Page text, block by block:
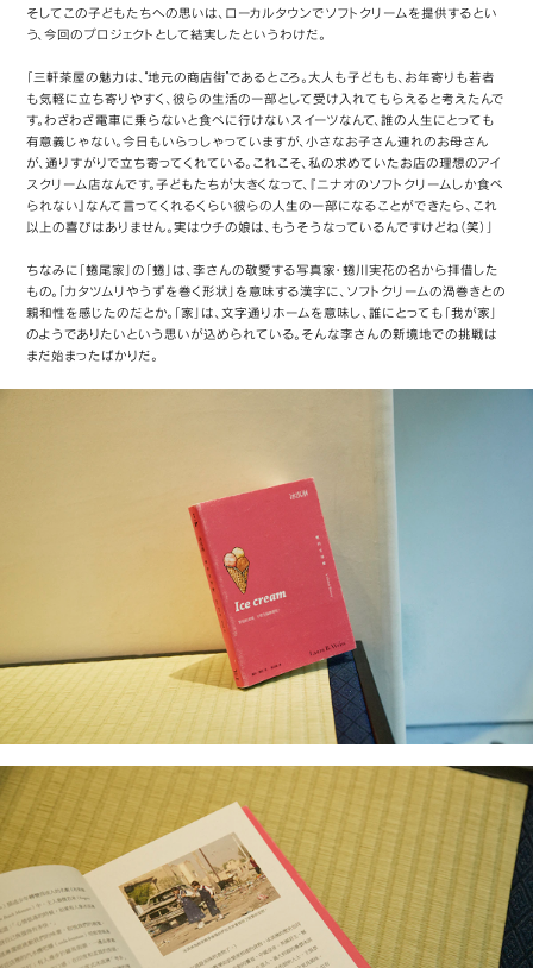
そしてこの子どもたちへの思いは、ローカルタウンでソフトクリームを提供するとい
う、今回のプロジェクトとして結実したというわけだ。
「三軒茶屋の魅力は、“地元の商店街”であるところ。大人も子どもも、お年寄りも若者
も気軽に立ち寄りやすく、彼らの生活の一部として受け入れてもらえると考えたんで
す。わざわざ電車に乗らないと食べに行けないスイーツなんて、誰の人生にとっても
有意義じゃない。今日もいらっしゃっていますが、小さなお子さん連れのお母さん
が、通りすがりで立ち寄ってくれている。これこそ、私の求めていたお店の理想のアイ
スクリーム店なんです。子どもたちが大きくなって、『ニナオのソフトクリームしか食べ
られない』なんて言ってくれるくらい彼らの人生の一部になることができたら、これ
以上の喜びはありません。実はウチの娘は、もうそうなっているんですけどね（笑）」
ちなみに「蜷尾家」の「蜷」は、李さんの敬愛する写真家・蜷川実花の名から拝借した
もの。「カタツムリやうずを巻く形状」を意味する漢字に、ソフトクリームの渦巻きとの
親和性を感じたのだとか。「家」は、文字通りホームを意味し、誰にとっても「我が家」
のようでありたいという思いが込められている。そんな李さんの新境地での挑戦は
まだ始まったばかりだ。